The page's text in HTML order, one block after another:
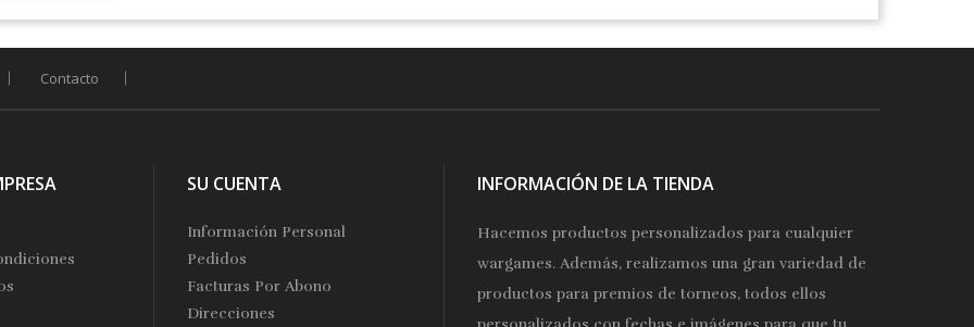
Contacto
SU CUENTA
Información Personal
Pedidos
Facturas Por Abono
Direcciones
INFORMACIÓN DE LA TIENDA
Hacemos productos personalizados para cualquier
wargames. Además, realizamos una gran variedad de
productos para premios de torneos, todos ellos